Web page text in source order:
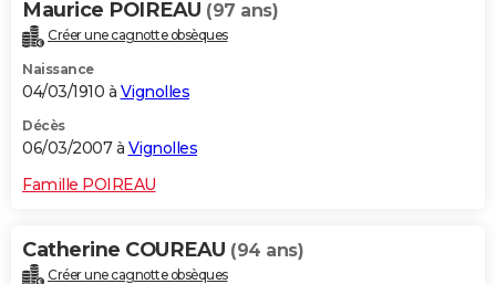
Maurice POIREAU (97 ans)
Créer une cagnotte obsèques
Naissance
04/03/1910 à Vignolles
Décès
06/03/2007 à Vignolles
Famille POIREAU
Catherine COUREAU (94 ans)
Créer une cagnotte obsèques